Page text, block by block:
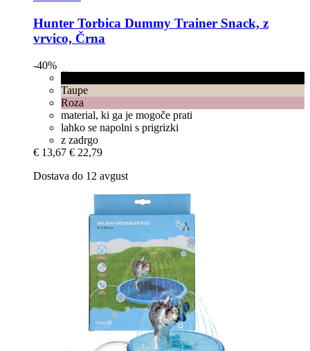
Hunter Torbica Dummy Trainer Snack, z
vrvico, Črna
-40%
Taupe
Roza
material, ki ga je mogoče prati
lahko se napolni s prigrizki
z zadrgo
€ 13,67 € 22,79
Dostava do 12 avgust